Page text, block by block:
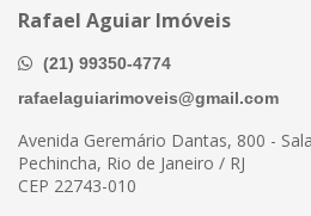
Rafael Aguiar Imóveis
(21) 99350-4774
rafaelaguiarimoveis@gmail.com
Avenida Geremário Dantas, 800 -
Pechincha, Rio de Janeiro / RJ
CEP 22743-010